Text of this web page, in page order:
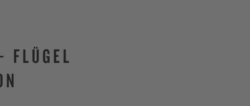
FLÜGEL